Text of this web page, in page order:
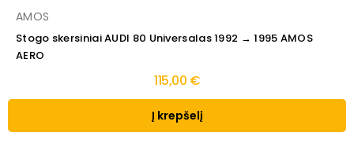
AMOS
Stogo skersiniai AUDI 80 Universalas 1992 → 1995 AMOS
AERO
115,00 €
Į krepšelį